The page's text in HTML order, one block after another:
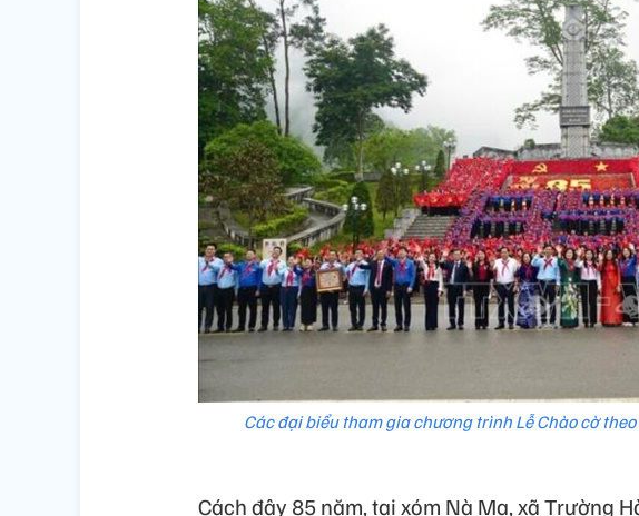
Các đại biểu tham gia chương trình Lễ Chào cờ
Cách đây 85 năm, tại xóm Nà Mạ, xã Trường